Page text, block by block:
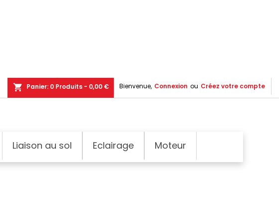
Bienvenue, Connexion ou Créez votre compte
shopping_cart Panier: 0 Produits - 0,00 €
Liaison au sol Eclairage Moteur